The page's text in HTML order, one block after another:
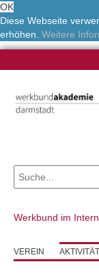
OK
Diese Webseite
erhöhen. Weitere
Werkbund im
VEREIN